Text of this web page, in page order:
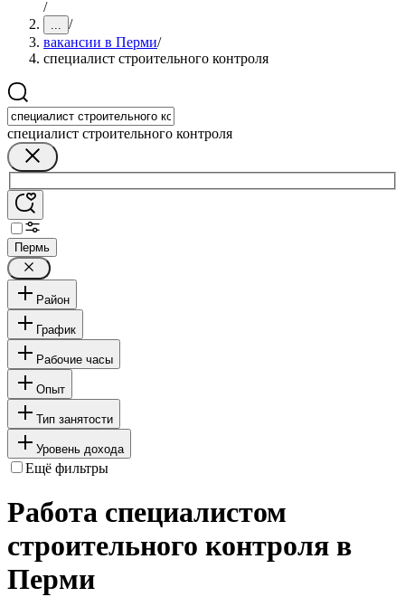
/
... /
вакансии в Перми/
специалист строительного контроля
специалист строительного контроля
Пермь
Район
График
Рабочие часы
Опыт
Тип занятости
Уровень дохода
Ещё фильтры
Работа специалистом
строительного контроля в
Перми